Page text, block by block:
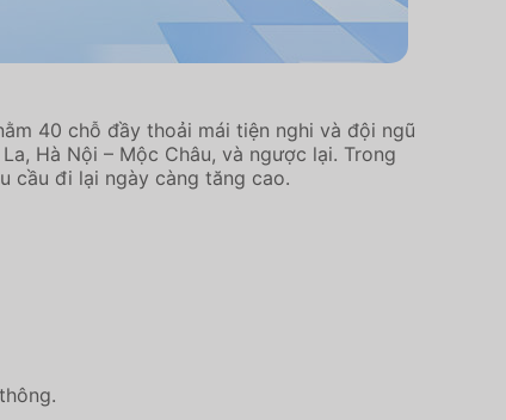
40 chỗ đầy thoải mái tiện nghi và đội ngũ
Hà Nội – Mộc Châu, và ngược lại. Trong
cầu đi lại ngày càng tăng cao.